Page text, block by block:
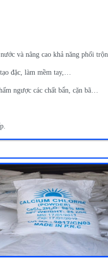
và nâng cao khả năng phối trộn.
đặc, làm mềm tay,…
ngược các chất bẩn, cặn bã…